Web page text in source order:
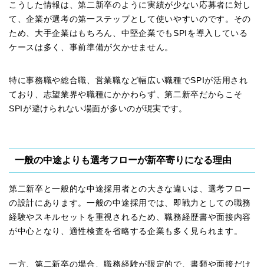
こうした情報は、第二新卒のように実績が少ない応募者に対し
て、企業が選考の第一ステップとして使いやすいのです。その
ため、大手企業はもちろん、中堅企業でもSPIを導入している
ケースは多く、事前準備が欠かせません。
特に事務職や総合職、営業職など幅広い職種でSPIが活用され
ており、志望業界や職種にかかわらず、第二新卒だからこそ
SPIが避けられない場面が多いのが現実です。
一般の中途よりも選考フローが新卒寄りになる理由
第二新卒と一般的な中途採用者との大きな違いは、選考フロー
の設計にあります。一般の中途採用では、即戦力としての職務
経験やスキルセットを重視されるため、職務経歴書や面接内容
が中心となり、適性検査を省略する企業も多く見られます。
一方、第二新卒の場合、職務経験が限定的で、書類や面接だけ